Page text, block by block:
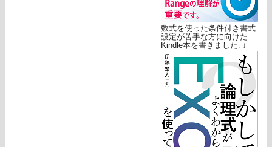
数式を使った条件付き書式
設定が苦手な方に向けた
Kindle本を書きました↓↓